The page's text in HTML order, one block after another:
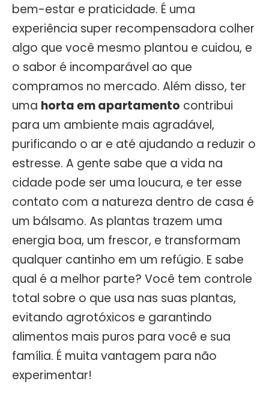
bem-estar e praticidade. É uma
experiência super recompensadora colher
algo que você mesmo plantou e cuidou, e
o sabor é incomparável ao que
compramos no mercado. Além disso, ter
uma horta em apartamento contribui
para um ambiente mais agradável,
purificando o ar e até ajudando a reduzir o
estresse. A gente sabe que a vida na
cidade pode ser uma loucura, e ter esse
contato com a natureza dentro de casa é
um bálsamo. As plantas trazem uma
energia boa, um frescor, e transformam
qualquer cantinho em um refúgio. E sabe
qual é a melhor parte? Você tem controle
total sobre o que usa nas suas plantas,
evitando agrotóxicos e garantindo
alimentos mais puros para você e sua
família. É muita vantagem para não
experimentar!